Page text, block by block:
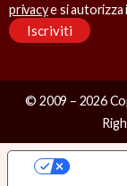
privacye si autorizza
© 2009 – 2026
Le tue